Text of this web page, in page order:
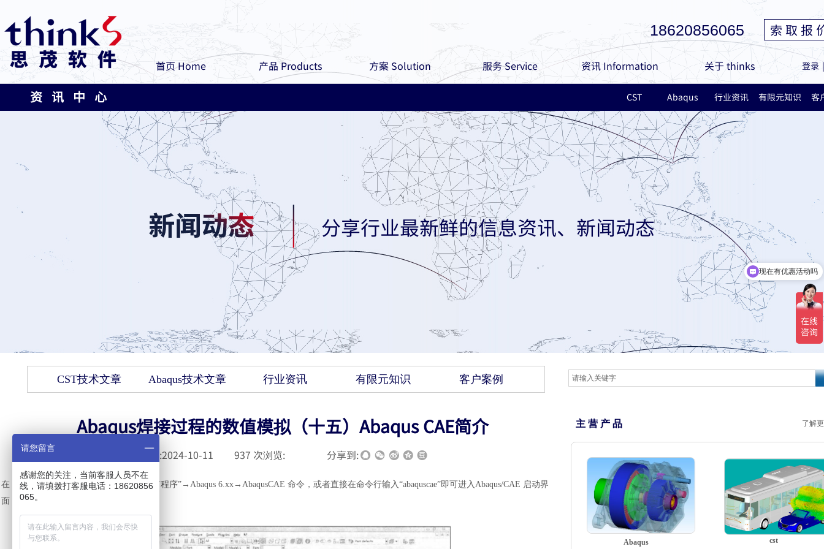
18620856065
登录 |
索 取 报
首页 Home 产品 Products 方案 Solution 服务 Service 资讯 Information 关于 thinks
分享行业最新鲜的信息资讯、新闻动态
资 讯 中 心 CST Abaqus 行业资讯 有限元知识 客
CST技术文章 Abaqus技术文章 行业资讯 有限元知识 客户案例
Abaqus焊接过程的数值模拟（十五）Abaqus CAE简介
发布时间 :2024-10-11 937 次浏览: 分享到:
在
Windows 操作系统中选择“开始”→“所有程序”→Abaqus 6.xx→AbaqusCAE 命令，或者直接在命令行输入“abaquscae”即可进入Abaqus/CAE 启动界
面，如图 3-2 所示。
主 营 产 品 了解
cst
Abaqus
现在有优惠活动吗
请您留言
感谢您的关注，当前客服人员不在
线，请填拨打客服电话：18620856
065。